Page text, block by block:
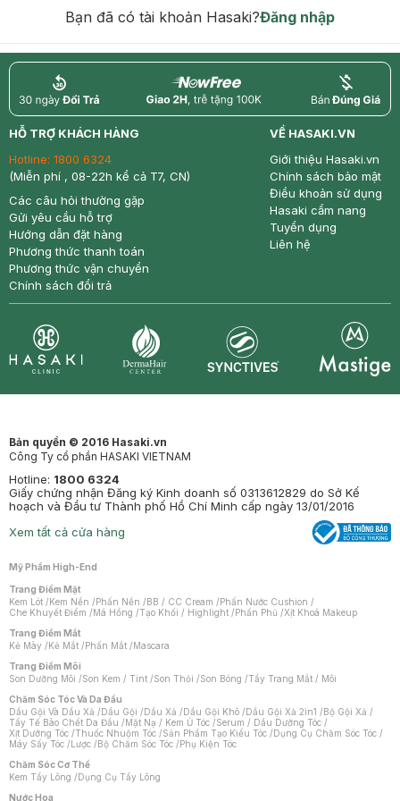
Bạn đã có tài khoản Hasaki?Đăng nhập
return nowfree price
HỖ TRỢ KHÁCH HÀNG
Hotline: 1800 6324
(Miễn phí , 08-22h kể cả T7, CN)
Các câu hỏi thường gặp
Gửi yêu cầu hỗ trợ
Hướng dẫn đặt hàng
Phương thức thanh toán
Phương thức vận chuyển
Chính sách đổi trả
VỀ HASAKI.VN
Giới thiệu Hasaki.vn
Chính sách bảo mật
Điều khoản sử dụng
Hasaki cẩm nang
Tuyển dụng
Liên hệ
Bản quyền © 2016 Hasaki.vn
Công Ty cổ phần HASAKI VIETNAM
Hotline: 1800 6324
Giấy chứng nhận Đăng ký Kinh doanh số 0313612829 do Sở Kế
hoạch và Đầu tư Thành phố Hồ Chí Minh cấp ngày 13/01/2016
Xem tất cả cửa hàng
Mỹ Phẩm High-End
Trang Điểm Mặt
Kem Lót /Kem Nền /Phấn Nền /BB / CC Cream /Phấn Nước Cushion /
Che Khuyết Điểm /Má Hồng /Tạo Khối / Highlight /Phấn Phủ /Xịt Khoá Makeup
Trang Điểm Mắt
Kẻ Mày /Kẻ Mắt /Phấn Mắt /Mascara
Trang Điểm Môi
Son Dưỡng Môi /Son Kem / Tint /Son Thỏi /Son Bóng /Tẩy Trang Mắt / Môi
Chăm Sóc Tóc Và Da Đầu
Dầu Gội Và Dầu Xả /Dầu Gội /Dầu Xả /Dầu Gội Khô /Dầu Gội Xả 2in1 /Bộ Gội Xả /
Tẩy Tế Bào Chết Da Đầu /Mặt Nạ / Kem Ủ Tóc /Serum / Dầu Dưỡng Tóc /
Xịt Dưỡng Tóc /Thuốc Nhuộm Tóc /Sản Phẩm Tạo Kiểu Tóc /Dụng Cụ Chăm Sóc Tóc /
Máy Sấy Tóc /Lược /Bộ Chăm Sóc Tóc /Phụ Kiện Tóc
Chăm Sóc Cơ Thể
Kem Tẩy Lông /Dụng Cụ Tẩy Lông
Nước Hoa